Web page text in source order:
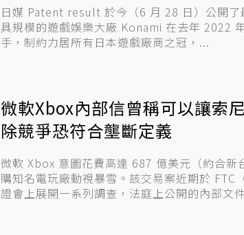
日媒 Patent result 於今（6 月 28 日）公開了
具規模的遊戲娛樂大廠 Konami 在去年 2022
手，制約力居所有日本遊戲廠商之冠，...
微軟Xbox內部信曾稱可以讓索
除競爭恐符合壟斷定義
微軟 Xbox 意圖花費高達 687 億美元（約合新
購知名電玩廠動視暴雪。該交易案近期於 FTC
證會上展開一系列調查，法庭上公開的內部文